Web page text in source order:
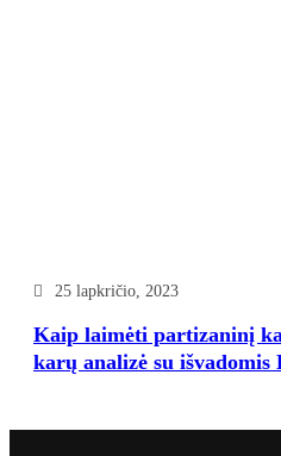
25 lapkričio, 2023
Kaip laimėti partizaninį
karų analizė su išvadomis